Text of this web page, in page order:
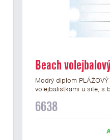
Beach
Modrý diplom
volejbalistkami u sítě, s
volejbalový diplom
6638